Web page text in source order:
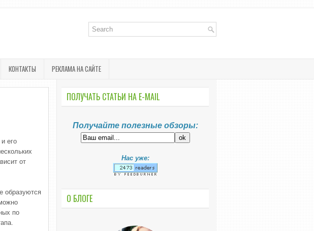
КОНТАКТЫ РЕКЛАМА НА САЙТЕ
его
от
образуются
по
ПОЛУЧАТЬ СТАТЬИ НА E-MАIL
Получайте полезные обзоры:
Нас уже:
О БЛОГЕ